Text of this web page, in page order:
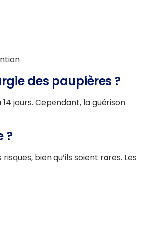
des paupières ?
jours. Cependant, la guérison
?
bien qu’ils soient rares. Les